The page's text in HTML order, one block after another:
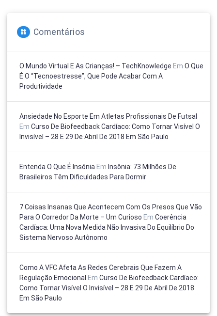
posts
Comentários
O Mundo Virtual E As Crianças! – TechKnowledge Em O Que
É O “tecnoestresse”, Que Pode Acabar Com A
Produtividade
Ansiedade No Esporte Em Atletas Profissionais De Futsal
Em Curso De Biofeedback Cardíaco: Como Tornar Visível O
Invisível – 28 E 29 De Abril De 2018 Em São Paulo
Entenda O Que É Insônia Em Insônia: 73 Milhões De
Brasileiros Têm Dificuldades Para Dormir
7 Coisas Insanas Que Acontecem Com Os Presos Que Vão
Para O Corredor Da Morte – Um Curioso Em Coerência
Cardíaca: Uma Nova Medida Não Invasiva Do Equilíbrio Do
Sistema Nervoso Autônomo
Como A VFC Afeta As Redes Cerebrais Que Fazem A
Regulação Emocional Em Curso De Biofeedback Cardíaco:
Como Tornar Visível O Invisível – 28 E 29 De Abril De 2018
Em São Paulo